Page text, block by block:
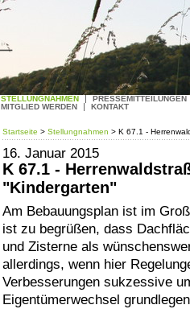
Startseite > Stellungnahmen > K 67.1 -
16. Januar 2015
K 67.1 -
"Kindergarten"
Am Bebauungsplan ist im
ist zu begrüßen, dass
und Zisterne als
allerdings, wenn hier
Verbesserungen sukzessive
Eigentümerwechsel
STELLUNGNAHMEN
PRESSEMITTEILUNGEN
MITGLIED WERDEN
KONTAKT